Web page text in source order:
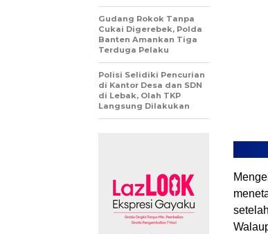
Gudang Rokok Tanpa
Cukai Digerebek, Polda
Banten Amankan Tiga
Terduga Pelaku
Polisi Selidiki Pencurian
di Kantor Desa dan SDN
di Lebak, Olah TKP
Langsung Dilakukan